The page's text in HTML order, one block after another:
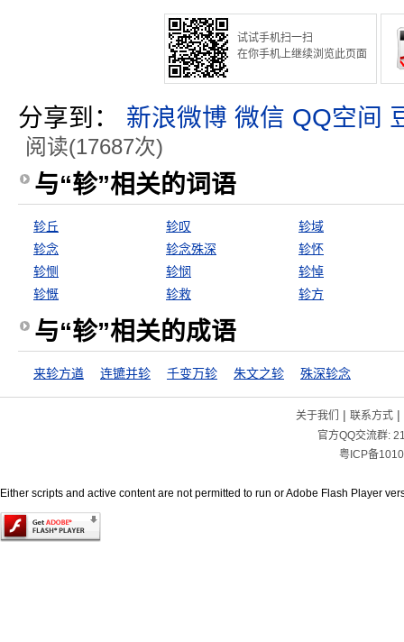
试试手机扫一扫
在你手机上继续浏览此页面
分享到： 新浪微博 微信 QQ空间
阅读(17687次)
与“轸”相关的词语
轸丘 轸叹
轸域
轸念
轸念殊深
轸怀
轸恻
轸悯
轸悼
轸慨
轸救 轸方
与“轸”相关的成语
来轸方遒 连镳并轸 千变万轸 朱文之轸 殊深轸念
关于我们 | 联系方式|
官方QQ交流群:
粤ICP备
Either scripts and active content are not permitted to run or Adobe Flash Player